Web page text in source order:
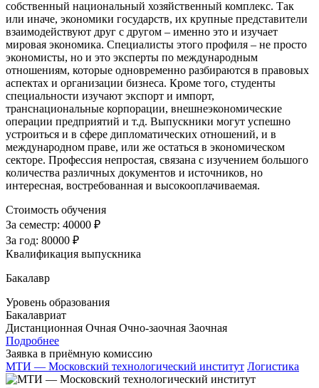
собственный национальный хозяйственный комплекс. Так
или иначе, экономики государств, их крупные представители
взаимодействуют друг с другом – именно это и изучает
мировая экономика. Специалисты этого профиля – не просто
экономисты, но и это эксперты по международным
отношениям, которые одновременно разбираются в правовых
аспектах и организации бизнеса. Кроме того, студенты
специальности изучают экспорт и импорт,
транснациональные корпорации, внешнеэкономические
операции предприятий и т.д. Выпускники могут успешно
устроиться и в сфере дипломатических отношений, и в
международном праве, или же остаться в экономическом
секторе. Профессия непростая, связана с изучением большого
количества различных документов и источников, но
интересная, востребованная и высокооплачиваемая.
Стоимость обучения
За семестр: 40000 ₽
За год: 80000 ₽
Квалификация выпускника
Бакалавр
Уровень образования
Бакалавриат
Дистанционная Очная Очно-заочная Заочная
Подробнее
Заявка в приёмную комиссию
МТИ — Московский технологический институт Логистика